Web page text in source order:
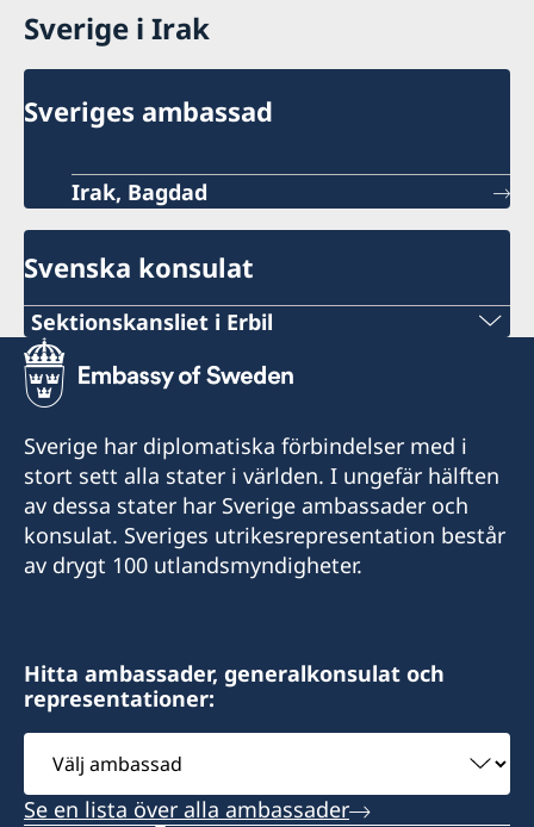
Sverige i Irak
Sveriges ambassad
Irak, Bagdad
Svenska konsulat
Sektionskansliet i Erbil
Stängt för allmänheten.
Sverige har diplomatiska förbindelser med i
stort sett alla stater i världen. I ungefär hälften
av dessa stater har Sverige ambassader och
konsulat. Sveriges utrikesrepresentation består
av drygt 100 utlandsmyndigheter.
Hitta ambassader, generalkonsulat och
representationer:
Välj
ambassad
Se en lista över alla ambassader